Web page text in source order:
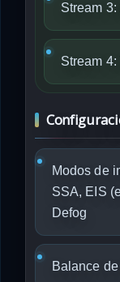
Stream
Stream
Modos de
SSA, EIS
Defog
Balance